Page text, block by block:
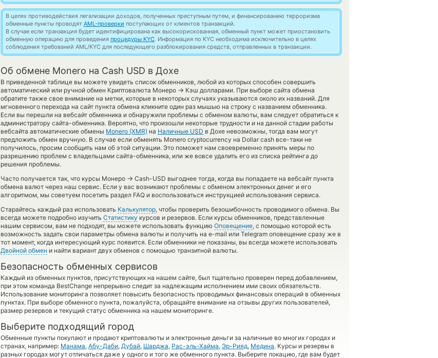
В целях противодействия легализации доходов, полученных преступным путем, и финансированию терроризма
обменные пункты проводят AML-проверки поступающих от клиентов транзакций.
В случае если транзакция будет идентифицирована как высокорискованная, обменный пункт может приостановить
обменную операцию для проведения процедуры KYC. Информация по KYC необходима исключительно в целях
соблюдения требований AML/KYC для последующего разблокирования средств, отправленных в транзакции.
Об обмене Monero на Cash USD в Дохе
В приведенной таблице вы можете увидеть список обменников, любой из которых способен совершить
автоматический или ручной обмен Криптовалюта Монеро → Кэш долларами. При выборе сайта обмена
обратите также свое внимание на метки, которые в некоторых случаях указываются около их названий. Для
мгновенного перехода на сайт пункта обмена кликните один раз мышью на строку с названием обменника.
Если вы перешли на вебсайт обменника и обнаружили проблемы с обменом валюты, вам следует обратиться к
администратору сайта-обменника. Вероятно, что произошли некоторые трудности и на данной стадии работы
вебсайта автоматические обмены Monero (XMR) на Наличные USD в Дохе невозможны, тогда вам могут
предложить обмен вручную. В случае если обменять Monero cryptocurrency на Dollar cash все-таки не
получилось, просим сообщить нам об этой ситуации. Это поможет нам своевременно принять меры по
разрешению проблем с владельцами сайта-обменника, или же вовсе удалить его из списка рейтинга до
решения проблемы.
Часто получается так, что курсы Монеро → Cash-USD выгоднее тогда, когда вы попадаете на вебсайт пункта
обмена валют через наш сервис. Если у вас возникают проблемы с обменом электронных денег и его
алгоритмом, мы советуем посетить раздел FAQ и воспользоваться инструкцией использования сервиса.
Старайтесь каждый раз использовать Калькулятор, чтобы проверить безошибочность проводимого обмена. Вы
всегда можете подробно изучить Статистику курсов и резервов. Если курсы обменников, представленные
нашим сервисом, вам не подходят, вы можете использовать функцию Оповещение, с помощью которой есть
возможность задать свои параметры обмена валюты и получить на e-mail или Telegram оповещение сразу же в
тот момент, когда интересующий курс появится. Если обменники не показаны, вы всегда можете использовать
Двойной обмен и найти вариант двух обменов с помощью транзитной валюты.
Безопасность обменных сервисов
Каждый из обменных пунктов, присутствующих на нашем сайте, был тщательно проверен перед добавлением,
при этом команда BestChange непрерывно следит за надлежащим исполнением ими своих обязательств.
Использование мониторинга позволяет повысить безопасность проводимых финансовых операций в обменных
пунктах. При выборе обменного пункта, пожалуйста, обращайте внимание на отзывы других пользователей,
размер резервов и текущий статус обменника на нашем мониторинге.
Выберите подходящий город
Обменные пункты покупают и продают криптовалюты и электронные деньги за наличные во многих городах и
странах, например: Манама, Абу-Даби, Дубай, Шарджа, Рас-эль-Хайма, Эр-Рияд, Медина. Курсы и резервы в
разных городах могут отличаться даже у одного и того же обменного пункта. Выберите локацию, где вам будет